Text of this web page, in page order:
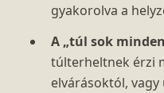
gyakorolva a
A „túl sok
túlterheltnek érzi
elvárásoktól,